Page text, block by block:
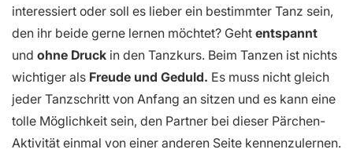
interessiert oder soll es lieber ein bestimmter Tanz sein,
den ihr beide gerne lernen möchtet? Geht entspannt
und ohne Druck in den Tanzkurs. Beim Tanzen ist nichts
wichtiger als Freude und Geduld. Es muss nicht gleich
jeder Tanzschritt von Anfang an sitzen und es kann eine
tolle Möglichkeit sein, den Partner bei dieser Pärchen-
Aktivität einmal von einer anderen Seite kennenzulernen.